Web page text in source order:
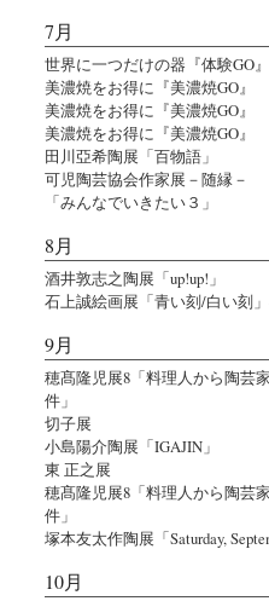
7月
世界に一つだけの器『体験GO』
美濃焼をお得に『美濃焼GO』
美濃焼をお得に『美濃焼GO』
美濃焼をお得に『美濃焼GO』
田川亞希陶展「百物語」
可児陶芸協会作家展－随縁－
「みんなでいきたい３」
8月
酒井敦志之陶展「up!up!」
石上誠絵画展「青い刻/白い刻
9月
穂髙隆児展8「料理人から陶芸
件」
切子展
小島陽介陶展「IGAJIN」
東 正之展
穂髙隆児展8「料理人から陶芸
件」
塚本友太作陶展「Saturday,
10月